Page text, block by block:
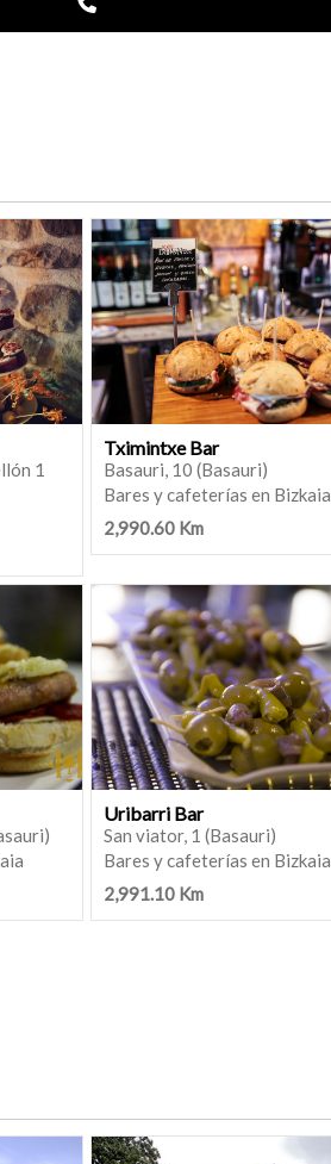
1
Tximintxe Bar
Basauri, 10 (Basauri)
Bares y cafeterías en Bizkaia
2,990.60 Km
Uribarri Bar
San viator, 1 (Basauri)
Bares y cafeterías en Bizkaia
2,991.10 Km